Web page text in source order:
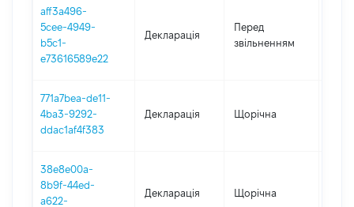
aff3a496-
5cee-4949-
b5c1-
e73616589e22
Декларація
Перед
звільненням
771a7bea-de11-
4ba3-9292-
ddac1af4f383
Декларація Щорічна
38e8e00a-
8b9f-44ed-
a622-
Декларація Щорічна